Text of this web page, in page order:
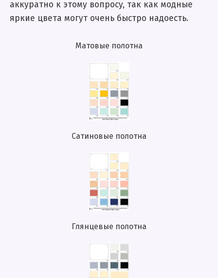
аккуратно к этому вопросу, так как модные
яркие цвета могут очень быстро надоесть.
Матовые полотна
Сатиновые полотна
Глянцевые полотна